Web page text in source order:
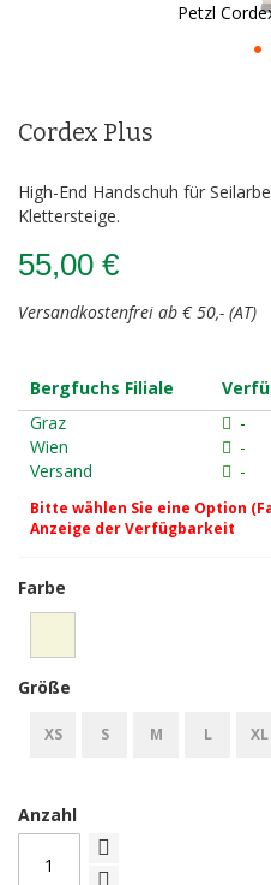
Petzl
der
Cordex Plus
High-End Handschuh für
Klettersteige.
55,00 €
Versandkostenfrei ab € 50,- (AT)
Bergfuchs Filiale
Graz
-
Wien
-
Versand
-
Bitte wählen Sie eine Option
Anzeige der Verfügbarkeit
Farbe
Größe
XS S M L XL
Anzahl